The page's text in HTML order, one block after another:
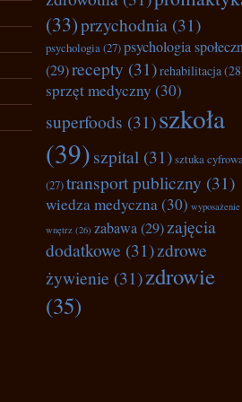
(33)przychodnia (31)
psychologia(27)psychologia
(29)recepty (31)rehabilitacja
sprzęt medyczny (30)
superfoods (31)szkoła
(39)szpital (31)sztuka
(27)transport publiczny (31)
wiedza medyczna(30) wyposażenie
wnętrz (26) zabawa(29)zajęcia
dodatkowe (31)zdrowe
żywienie (31)zdrowie
(35)